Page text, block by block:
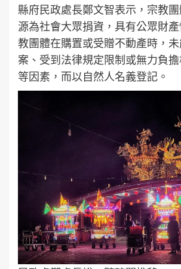
縣府民政處長鄭文智表示，宗教
源為社會大眾捐資，具有公眾財
教團體在購置或受贈不動產時，
案、受到法律規定限制或無力負
等因素，而以自然人名義登記。